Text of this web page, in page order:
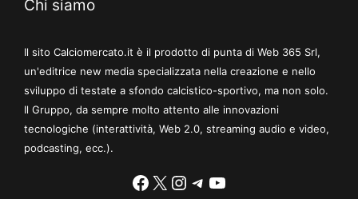
Chi siamo
Il sito Calciomercato.it è il prodotto di punta di Web 365 Srl,
un'editrice new media specializzata nella creazione e nello
sviluppo di testate a sfondo calcistico-sportivo, ma non solo.
Il Gruppo, da sempre molto attento alle innovazioni
tecnologiche (interattività, Web 2.0, streaming audio e video,
podcasting, ecc.).
Facebook
X Instagram
Telegram
YouTube